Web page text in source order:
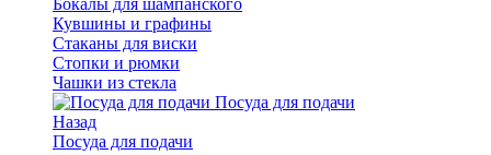
Кувшины и графины
Стаканы для виски
Стопки и рюмки
Чашки из стекла
Посуда для подачи
Назад
Посуда для подачи